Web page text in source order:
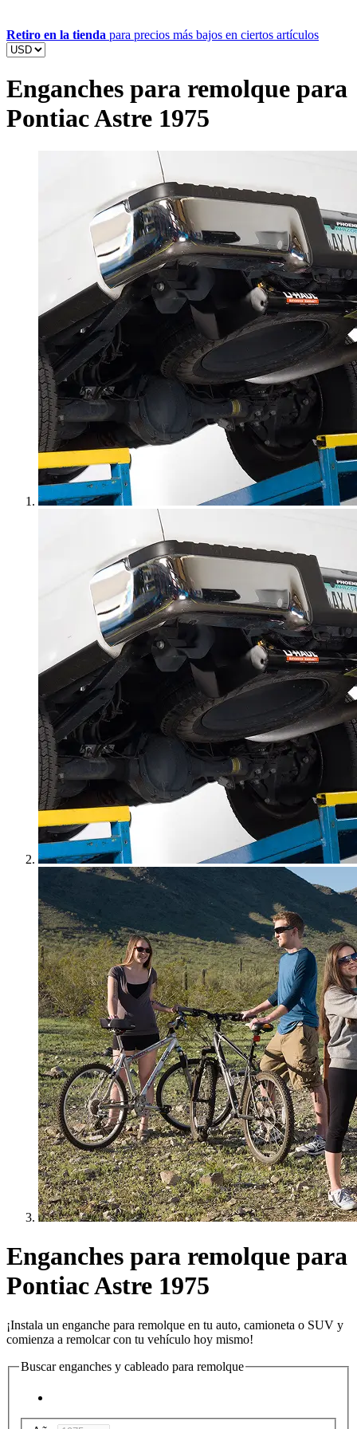
Retiro en la tienda para precios más bajos en ciertos artículos
Enganches para remolque para
Pontiac Astre 1975
Enganches para remolque para
Pontiac Astre 1975
¡Instala un enganche para remolque en tu auto, camioneta o SUV y
comienza a remolcar con tu vehículo hoy mismo!
Buscar enganches y cableado para remolque